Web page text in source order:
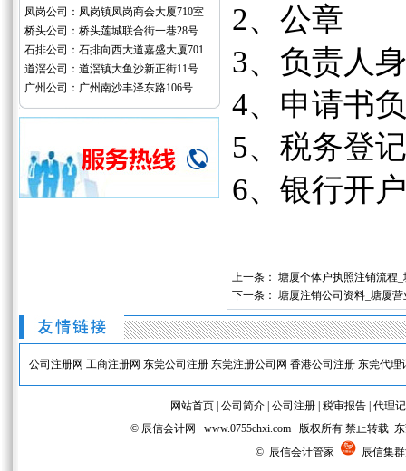
凤岗公司：凤岗镇凤岗商会大厦710室
桥头公司：桥头莲城联合街一巷28号
石排公司：石排向西大道嘉盛大厦701
道滘公司：道滘镇大鱼沙新正街11号
广州公司：广州南沙丰泽东路106号
2、公章
3、负责人
4、申请书
5、税务登
6、银行开
上一条： 塘厦个体户执照注销流程
下一条： 塘厦注销公司资料_塘厦
公司注册网 工商注册网 东莞公司注册 东莞注册公司网 香港公司注册 东莞代理
网站首页 公司简介 公司注册 税审报告 代理
© 辰信会计网 www.0755chxi.com 版权所有 禁止转载
© 辰信会计管家
辰信集